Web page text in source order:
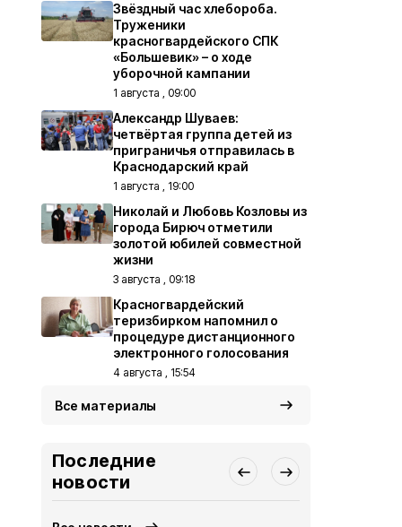
Звёздный час хлебороба.
Труженики
красногвардейского СПК
«Большевик» – о ходе
уборочной кампании
1 августа , 09:00
Александр Шуваев:
четвёртая группа детей из
приграничья отправилась в
Краснодарский край
1 августа , 19:00
Николай и Любовь Козловы из
города Бирюч отметили
золотой юбилей совместной
жизни
3 августа , 09:18
Красногвардейский
теризбирком напомнил о
процедуре дистанционного
электронного голосования
4 августа , 15:54
Все материалы
Последние
новости